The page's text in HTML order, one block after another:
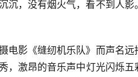
沉，没有烟火气，看不到人影
影《缝纫机乐队》而声名远
，激昂的音乐声中灯光闪烁五